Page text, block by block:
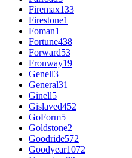
Firemax133
Firestone1
Foman1
Fortune438
Forward53
Fronway19
Genell3
General31
Ginell5
Gislaved452
GoForm5
Goldstone2
Goodride572
Goodyear1072